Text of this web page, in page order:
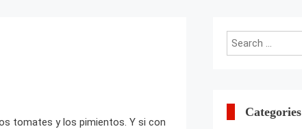
tomates y los pimientos. Y si con
Categories